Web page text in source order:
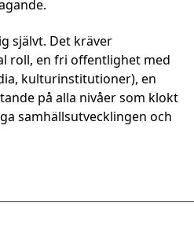
självt. Det kräver
roll, en fri offentlighet med
kulturinstitutioner), en
på alla nivåer som klokt
samhällsutvecklingen och